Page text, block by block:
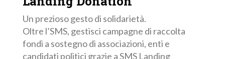
Un prezioso gesto di solidarietà.
Oltre l’SMS, gestisci campagne di raccolta
fondi a sostegno di associazioni, enti e
candidati politici grazie a SMS Landing